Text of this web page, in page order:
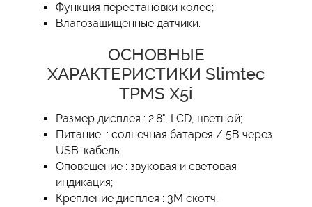
Функция перестановки колес;
Влагозащищенные датчики.
ОСНОВНЫЕ
ХАРАКТЕРИСТИКИ Slimtec
TPMS X5i
Размер дисплея : 2.8", LCD, цветной;
Питание : солнечная батарея / 5В через
USB-кабель;
Оповещение : звуковая и световая
индикация;
Крепление дисплея : 3M скотч;